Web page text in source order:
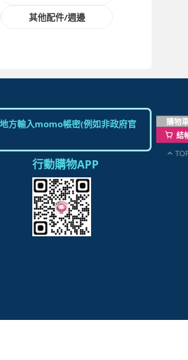
其他配件/週邊
購物
結
方輸入momo帳密(例如非政府官
行動購物APP